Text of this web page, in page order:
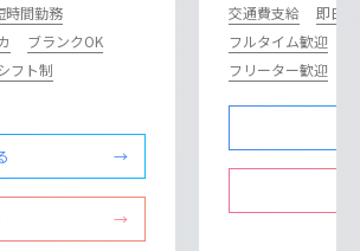
時間勤務
ブランクOK
フト制
交通費支給
即日
フルタイム歓迎
フリーター歓迎